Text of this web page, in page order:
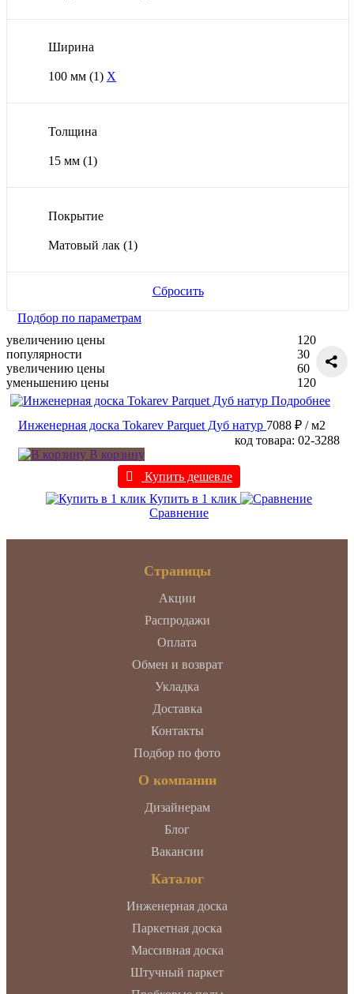
Ширина
100 мм (1) X
Толщина
15 мм (1)
Покрытие
Матовый лак (1)
Сбросить
Подбор по параметрам
увеличению цены
популярности
увеличению цены
уменьшению цены
120
30
60
120
Подробнее
Инженерная доска Tokarev Parquet Дуб натур 7088 ₽ / м2
код товара: 02-3288
В корзину
Купить дешевле
Купить в 1 клик
Сравнение
Страницы
Акции
Распродажи
Оплата
Обмен и возврат
Укладка
Доставка
Контакты
Подбор по фото
О компании
Дизайнерам
Блог
Вакансии
Каталог
Инженерная доска
Паркетная доска
Массивная доска
Штучный паркет